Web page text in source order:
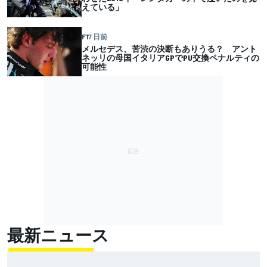
えている」
F17 日前
メルセデス、苦渋の決断もありうる？ アント
ネッリの母国イタリアGPでPU交換ペナルティの
可能性
最新ニュース